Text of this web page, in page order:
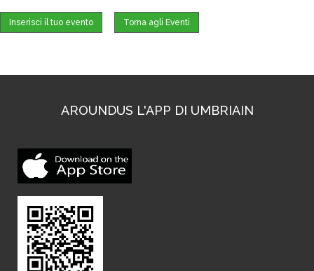
Inserisci il tuo evento Torna agli Eventi
AROUNDUS L'APP DI UMBRIAIN